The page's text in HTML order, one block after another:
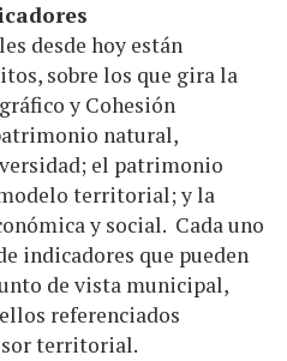
desde hoy están
sobre los que gira la
y Cohesión
natural,
el patrimonio
territorial; y la
y social. Cada uno
indicadores que pueden
de vista municipal,
referenciados
territorial.